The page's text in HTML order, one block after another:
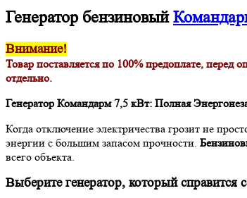
Генератор бензиновый
Внимание!
Товар поставляется по 100% предоплате, перед
отдельно.
Генератор Командарм 7,5 кВт: Полная
Когда отключение электричества грозит не
энергии с большим запасом прочности.
всего объекта.
Выберите генератор, который